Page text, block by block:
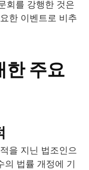
회를 강행한 것은
한 이벤트로 비추
한 주요
을 지닌 법조인으
의 법률 개정에 기